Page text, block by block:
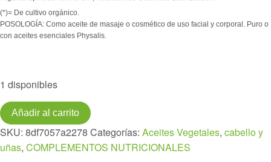
(*)= De cultivo orgánico.
POSOLOGÍA: Como aceite de masaje o cosmético de uso facial y corporal. Puro o
con aceites esenciales Physalis.
1 disponibles
Aceite
ARGÁN
BIO
100ml.
Añadir al carrito
SKU: 8df7057a2278 Categorías: Aceites Vegetales, cabello y
uñas, COMPLEMENTOS NUTRICIONALES